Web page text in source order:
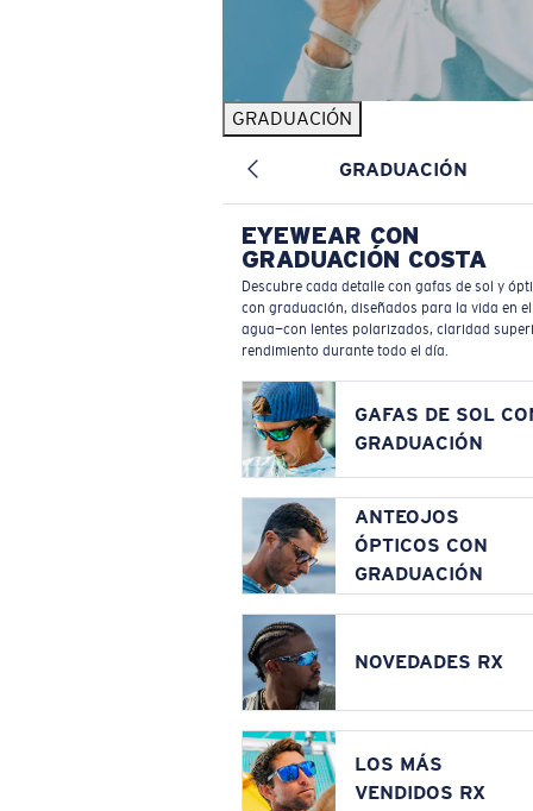
GRADUACIÓN
GRADUACIÓN
EYEWEAR CON
GRADUACIÓN COSTA
Descubre cada detalle con gafas de sol y
con graduación, diseñados para la vida en el
agua—con lentes polarizados, claridad
rendimiento durante todo el día.
GAFAS DE SOL
GRADUACIÓN
ANTEOJOS
ÓPTICOS CON
GRADUACIÓN
NOVEDADES RX
LOS MÁS
VENDIDOS RX